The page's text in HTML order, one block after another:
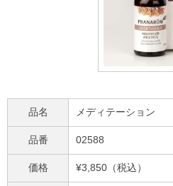
品名 メディテーション
品番 02588
価格 ¥3,850（税込）